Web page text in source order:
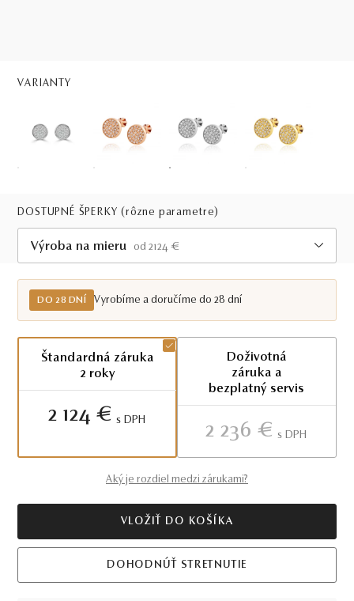
VARIANTY
DOSTUPNÉ ŠPERKY(rôzne parametre)
Výroba na mieru
od 2124 €
Do 28 dní
DO 28 DNÍ Vyrobíme a doručíme do 28 dní
Štandardná záruka
2 roky
2 124 € S DPH
Doživotná
záruka a
bezplatný servis
2 236 € S DPH
Aký je rozdiel medzi zárukami?
VLOŽIŤ DO KOŠÍKA
DOHODNÚŤ STRETNUTIE